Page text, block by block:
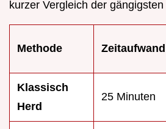
kurzer Vergleich der
Methode Zeitaufwand
Klassisch
Herd
25 Minuten